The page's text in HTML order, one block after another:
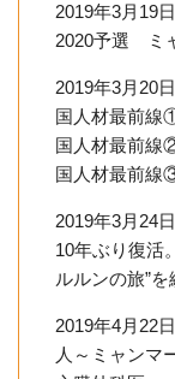
2019年3月19
2020予選 ミ
2019年3月20
国人材最前線
国人材最前線
国人材最前線
2019年3月24
10年ぶり復活
ルルンの旅”を
2019年4月22
人～ミャンマ